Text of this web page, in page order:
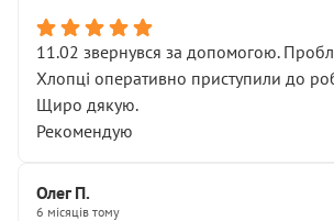
11.02 звернувся за допомогою.
Хлопці оперативно приступили до
Щиро дякую.
Рекомендую
Олег П.
6 місяців тому